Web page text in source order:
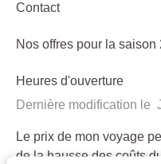
Contact
Nos offres pour la saison
Heures d'ouverture
Dernière modification le
Le prix de mon voyage
de la hausse des coûts